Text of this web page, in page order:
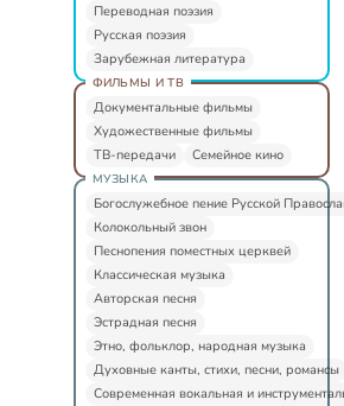
Переводная поэзия
Русская поэзия
Зарубежная литература
ФИЛЬМЫ И ТВ
Документальные фильмы
Художественные фильмы
ТВ-передачи
Семейное кино
МУЗЫКА
Богослужебное пение Русской
Колокольный звон
Песнопения поместных церквей
Классическая музыка
Авторская песня
Эстрадная песня
Этно, фольклор, народная музыка
Духовные канты, стихи, песни, романсы
Современная вокальная и